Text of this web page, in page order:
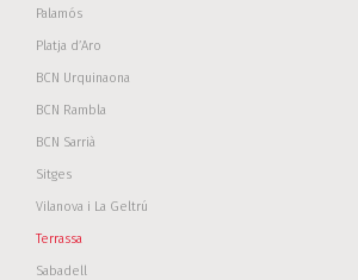
Palamós
Platja d’Aro
BCN Urquinaona
BCN Rambla
BCN Sarrià
Sitges
Vilanova i La Geltrú
Terrassa
Sabadell